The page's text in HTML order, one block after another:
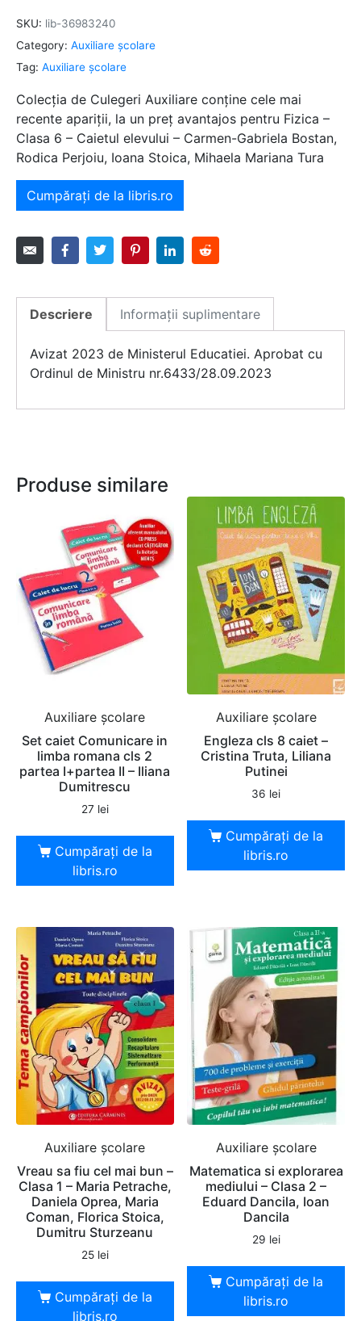
SKU: lib-36983240
Category: Auxiliare şcolare
Tag: Auxiliare şcolare
Colecția de Culegeri Auxiliare conține cele mai
recente apariții, la un preț avantajos pentru Fizica –
Clasa 6 – Caietul elevului – Carmen-Gabriela Bostan,
Rodica Perjoiu, Ioana Stoica, Mihaela Mariana Tura
Cumpărați de la libris.ro
Descriere Informații suplimentare
Avizat 2023 de Ministerul Educatiei. Aprobat cu
Ordinul de Ministru nr.6433/28.09.2023
Produse similare
Auxiliare şcolare
Set caiet Comunicare in
limba romana cls 2
partea I+partea II – Iliana
Dumitrescu
27 lei
Cumpărați de la
libris.ro
Auxiliare şcolare
Engleza cls 8 caiet –
Cristina Truta, Liliana
Putinei
36 lei
Cumpărați de la
libris.ro
Auxiliare şcolare
Vreau sa fiu cel mai bun –
Clasa 1 – Maria Petrache,
Daniela Oprea, Maria
Coman, Florica Stoica,
Dumitru Sturzeanu
25 lei
Cumpărați de la
libris.ro
Auxiliare şcolare
Matematica si explorarea
mediului – Clasa 2 –
Eduard Dancila, Ioan
Dancila
29 lei
Cumpărați de la
libris.ro